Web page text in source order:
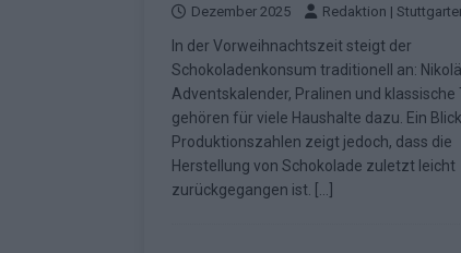
[ Juni 2026 ] Neue
Highlights EXTRA
[ Mai 2026 ] DARA gewinnt
Fazit zum ESC 2026
Dezember 2025 Redaktion |
In der Vorweihnachtszeit steigt der
Schokoladenkonsum traditionell an:
Adventskalender, Pralinen und klassische
gehören für viele Haushalte dazu. Ein
Produktionszahlen zeigt jedoch, dass die
Herstellung von Schokolade zuletzt leicht
zurückgegangen ist.